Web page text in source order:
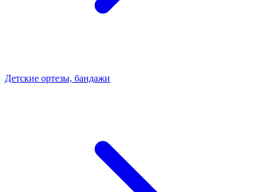
Детские ортезы, бандажи